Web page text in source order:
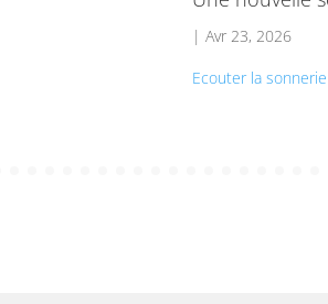
| Avr 23, 2026
Ecouter la